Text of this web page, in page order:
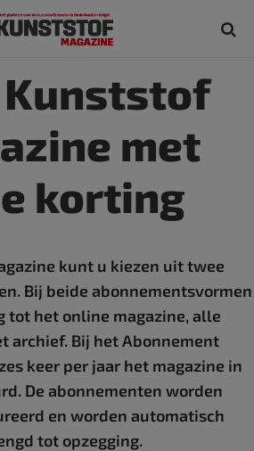
Kunststof
met
korting
kunt u kiezen uit twee
Bij beide abonnementsvormen
tot het online magazine, alle
archief. Bij het Abonnement
keer per jaar het magazine in
De abonnementen worden
en worden automatisch
tot opzegging.